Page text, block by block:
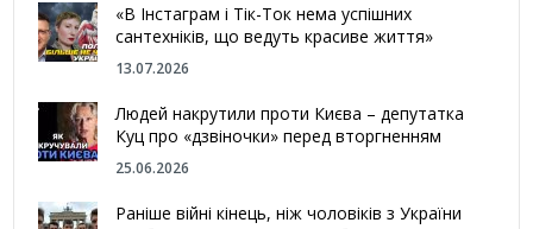
«В Інстаграм і Тік-Ток нема успішних
сантехніків, що ведуть красиве життя»
13.07.2026
Людей накрутили проти Києва – депутатка
Куц про «дзвіночки» перед вторгненням
25.06.2026
Раніше війні кінець, ніж чоловіків з України